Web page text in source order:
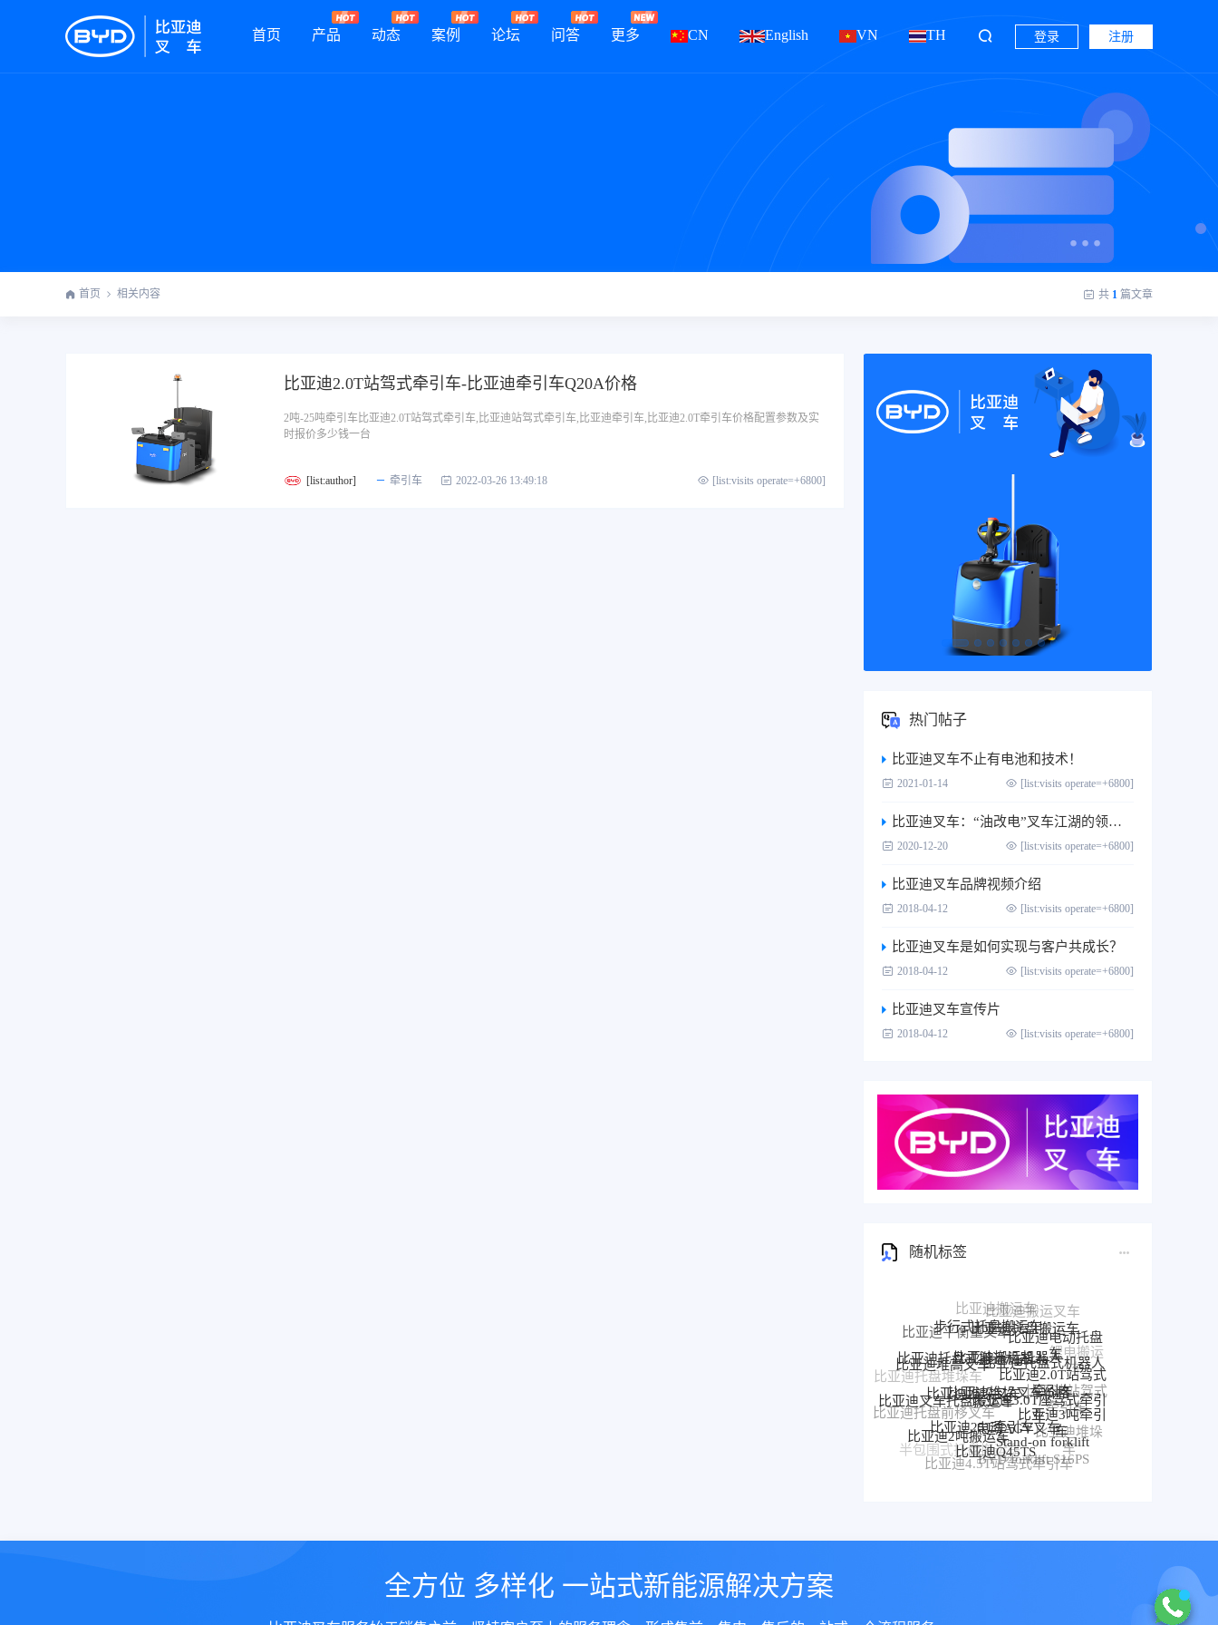
首页 产品 动态 案例 论坛 问答 更多 CN English VN TH 登录 注册
首页 相关内容 共 1 篇文章
比亚迪2.0T站驾式牵引车-比亚迪牵引车Q20A价格
2吨-25吨牵引车比亚迪2.0T站驾式牵引车,比亚迪站驾式牵引车,比亚迪牵引车,比亚迪2.0T牵引车价格配置参数及实
时报价多少钱一台
[list:author] 牵引车 2022-03-26 13:49:18 [list:visits operate=+6800]
热门帖子
比亚迪叉车不止有电池和技术！
2021-01-14 [list:visits operate=+6800]
比亚迪叉车：“油改电”叉车江湖的领跑者
2020-12-20 [list:visits operate=+6800]
比亚迪叉车品牌视频介绍
2018-04-12 [list:visits operate=+6800]
比亚迪叉车是如何实现与客户共成长？
2018-04-12 [list:visits operate=+6800]
比亚迪叉车宣传片
2018-04-12 [list:visits operate=+6800]
随机标签
比亚迪平衡重叉车
步行式托盘搬运车
比亚迪托盘搬运车
比亚迪电动托盘
车
比亚迪托盘堆垛车
比亚迪堆高叉车
比亚迪托盘式搬运机器人
比亚迪搬运机器人
比亚迪托盘式机器人
比亚迪2.0T站驾式
牵引车
比亚迪站驾式
牵引车
比亚迪前移叉车
比亚迪托盘前移叉车
比亚迪叉车托盘搬运车
比亚迪堆垛叉车
比亚迪堆垛叉车价格
比亚迪3.0T座驾式牵引
车
比亚迪3吨牵引
车
比亚迪堆垛
车
比亚迪P30S
比亚迪站驾式托盘搬运车
比亚迪仓储叉车
半包围式托盘搬运车
比亚迪2吨搬运车
比亚迪25T牵引车
电动AGV叉车
Stand-on forklift
BYD forklift S16PS
比亚迪4.5T站驾式牵引车
比亚迪Q45TS
全方位 多样化 一站式新能源解决方案